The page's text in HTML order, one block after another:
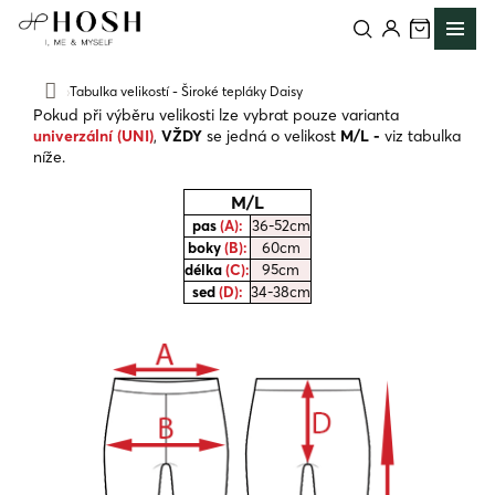
Přejít
Domů
Tabulka velikostí - Široké tepláky Daisy
Pokud při výběru velikosti lze vybrat pouze varianta
univerzální (UNI), VŽDY se jedná o velikost M/L - viz tabulka
níže.
M/L
pas(A): 36-52cm
boky(B):
60cm
délka(C):
95cm
sed(D): 34-38cm